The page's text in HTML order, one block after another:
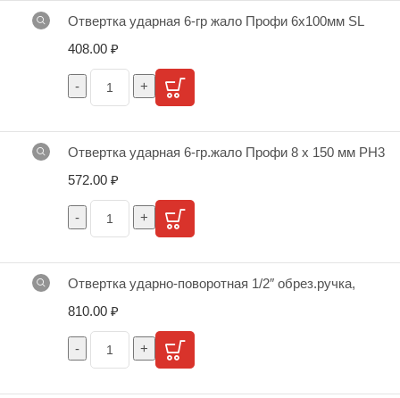
Отвертка ударная 6-гр жало Профи 6х100мм SL
408.00 ₽
Отвертка ударная 6-гр.жало Профи 8 х 150 мм РН3
572.00 ₽
Отвертка ударно-поворотная 1/2″ обрез.ручка,
810.00 ₽